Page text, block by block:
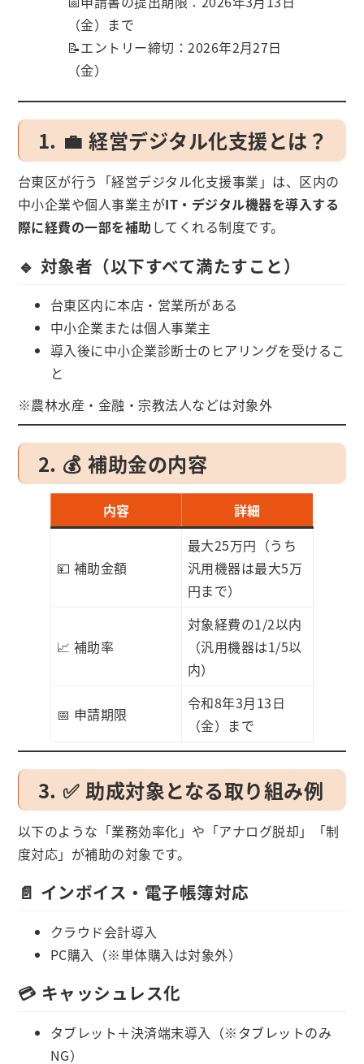
（金）まで
📝エントリー締切：2026年2月27日
（金）
1. 💼 経営デジタル化支援とは？
台東区が行う「経営デジタル化支援事業」は、区内の
中小企業や個人事業主がIT・デジタル機器を導入する
際に経費の一部を補助 してくれる制度です。
🔹 対象者（以下すべて満たすこと）
台東区内に本店・営業所がある
中小企業または個人事業主
導入後に中小企業診断士のヒアリングを受けるこ
と
※農林水産・金融・宗教法人などは対象外
2. 💰 補助金の内容
内容 詳細
💴 補助金額
最大25万円（うち
汎用機器は最大5万
円まで）
📈 補助率
対象経費の1/2以内
（汎用機器は1/5以
内）
📅 申請期限
令和8年3月13日
（金）まで
3. ✅ 助成対象となる取り組み例
以下のような「業務効率化」や「アナログ脱却」「制
度対応」が補助の対象です。
📄 インボイス・電子帳簿対応
クラウド会計導入
PC購入（※単体購入は対象外）
💳 キャッシュレス化
タブレット＋決済端末導入（※タブレットのみ
NG）